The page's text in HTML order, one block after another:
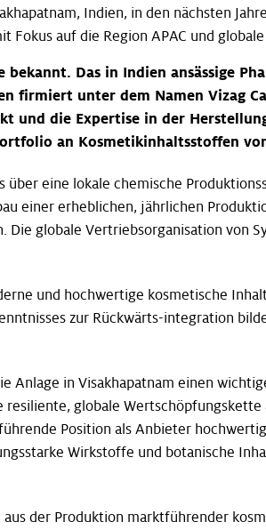
Indien, in den nächsten
auf die Region APAC und
Das in Indien ansässige
firmiert unter dem Namen Vizag
und die Expertise in der
an Kosmetikinhaltsstoffen
eine lokale chemische
einer erheblichen, jährlichen
globale Vertriebsorganisation von
und hochwertige kosmetische
zur Rückwärts-integration
Anlage in Visakhapatnam einen
globale Wertschöpfungskette
Position als Anbieter
Wirkstoffe und botanische
der Produktion marktführender